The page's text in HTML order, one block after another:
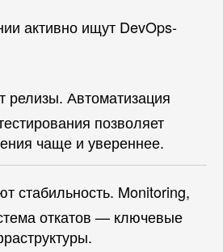
активно ищут DevOps-
релизы. Автоматизация
позволяет
чаще и увереннее.
стабильность. Monitoring,
откатов — ключевые